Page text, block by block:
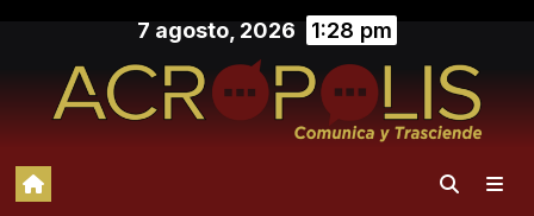
contenido
7 agosto, 2026 1:28 pm